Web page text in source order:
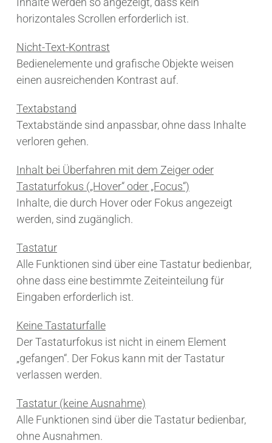
horizontales Scrollen erforderlich ist.
Nicht-Text-Kontrast
Bedienelemente und grafische Objekte weisen
einen ausreichenden Kontrast auf.
Textabstand
Textabstände sind anpassbar, ohne dass Inhalte
verloren gehen.
Inhalt bei Überfahren mit dem Zeiger oder
Tastaturfokus („Hover“ oder „Focus“)
Inhalte, die durch Hover oder Fokus angezeigt
werden, sind zugänglich.
Tastatur
Alle Funktionen sind über eine Tastatur bedienbar,
ohne dass eine bestimmte Zeiteinteilung für
Eingaben erforderlich ist.
Keine Tastaturfalle
Der Tastaturfokus ist nicht in einem Element
„gefangen“. Der Fokus kann mit der Tastatur
verlassen werden.
Tastatur (keine Ausnahme)
Alle Funktionen sind über die Tastatur bedienbar,
ohne Ausnahmen.